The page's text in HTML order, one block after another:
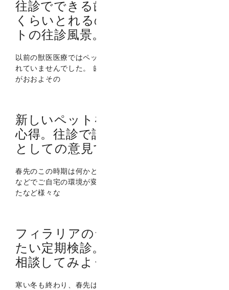
往診でできる歯石除去。実際どれ
くらいとれるの？セカンドセレク
トの往診風景。
以前の獣医医療ではペットの歯科医学はそれほど重要視さ
れていませんでした。 歯は悪くなれば抜けばいいというの
がおおよその
新しいペットを自宅に迎い入れる
心得。往診で診察している獣医師
としての意見です。
春先のこの時期は何かと変化が多い時期です。 お引っ越し
などでご自宅の環境が変わったとか、仕事や学校が変わっ
たなど様々な
フィラリアのシーズンだから行い
たい定期検診。往診の動物病院と
相談してみよう！
寒い冬も終わり、春先は何かとやることは多くなります